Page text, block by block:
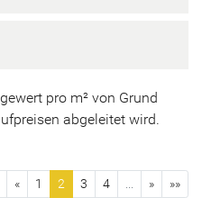
pro m² von Grund
abgeleitet wird.
« 1 2 3 4 » »»